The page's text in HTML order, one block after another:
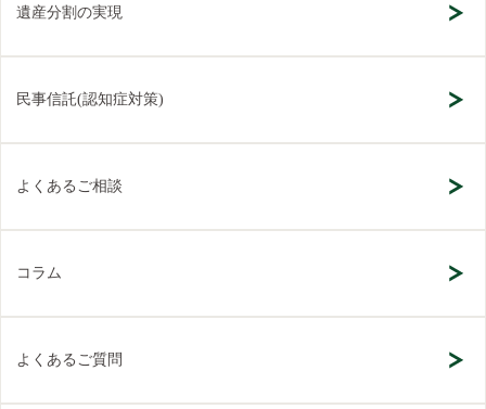
遺産分割の実現
民事信託(認知症対策)
よくあるご相談
コラム
よくあるご質問